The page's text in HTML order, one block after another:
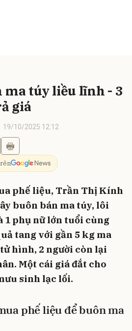
ma túy liều lĩnh - 3
giá
19/10/2025 12:12
phế liệu, Trần Thị Kính
buôn bán ma túy, lôi
1 phụ nữ lớn tuổi cùng
tang với gần 5 kg ma
hình, 2 người còn lại
Một cái giá đắt cho
sinh lạc lối.
phế liệu để buôn ma